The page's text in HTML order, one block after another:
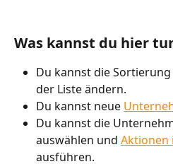
Was kannst du hier
Du kannst die
der Liste ändern.
Du kannst neue
Du kannst die
auswählen und Aktionen
ausführen.